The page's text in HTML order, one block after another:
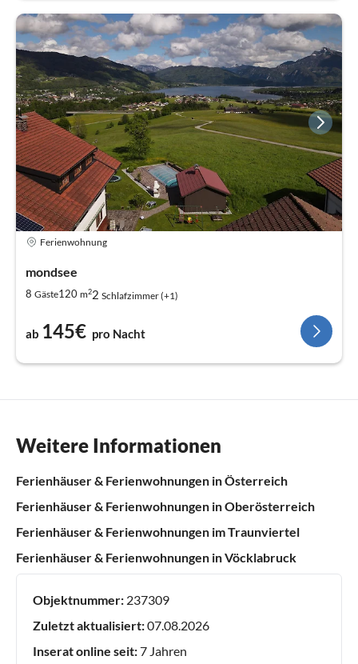
Ferienwohnung
mondsee
8 Gäste120 m22 Schlafzimmer (+1)
ab 145€ pro Nacht
Weitere Informationen
Ferienhäuser & Ferienwohnungen in Österreich
Ferienhäuser & Ferienwohnungen in Oberösterreich
Ferienhäuser & Ferienwohnungen im Traunviertel
Ferienhäuser & Ferienwohnungen in Vöcklabruck
Objektnummer: 237309
Zuletzt aktualisiert:07.08.2026
Inserat online seit:7 Jahren